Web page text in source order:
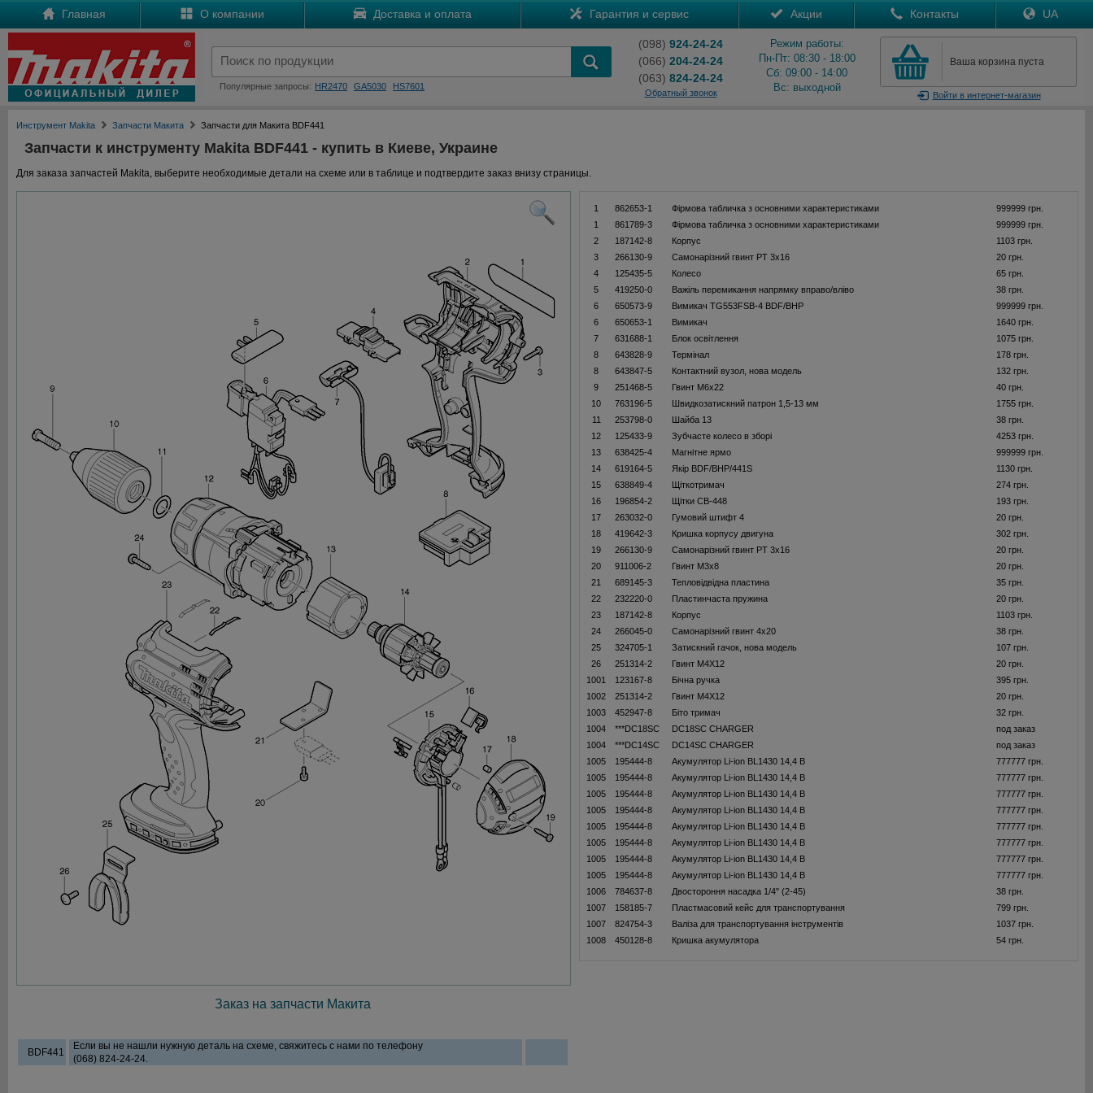
Главная О компании Доставка и оплата Гарантия и сервис Акции Контакты UA
Популярные запросы: HR2470 GA5030 HS7601
(098) 924-24-24
(066) 204-24-24
(063) 824-24-24
Обратный звонок
Режим работы:
Пн-Пт: 08:30 - 18:00
Сб: 09:00 - 14:00
Вс: выходной
Ваша корзина пуста
Войтив интернет-магазин
Инструмент Makita Запчасти Макита Запчасти для Макита BDF441
Запчасти к инструменту Makita BDF441 - купить в Киеве, Украине
Для заказа запчастей Makita, выберите необходимые детали на схеме или в таблице и подтвердите заказ внизу страницы.
Заказ на запчасти Макита
BDF441
Если вы не нашли нужную деталь на схеме, свяжитесь с нами по телефону
(068) 824-24-24.
1 862653-1 Фiрмова табличка з основними характеристиками
999999 грн.
1
861789-3 Фiрмова табличка з основними характеристиками
999999 грн.
2
187142-8 Корпус
1103 грн.
3
266130-9 Самонарізний гвинт PT 3x16
20 грн.
4
125435-5 Колесо
65 грн.
5
419250-0 Важіль перемикання напрямку вправо/вліво
38 грн.
6
650573-9 Вимикач TG553FSB-4 BDF/BHP
999999 грн.
6
650653-1 Вимикач
1640 грн.
7
631688-1 Блок освітлення
1075 грн.
8
643828-9 Термінал
178 грн.
8
643847-5 Контактний вузол, нова модель
132 грн.
9
251468-5 Гвинт M6x22
40 грн.
10
763196-5 Швидкозатискний патрон 1,5-13 мм
1755 грн.
11
253798-0 Шайба 13
38 грн.
12
125433-9 Зубчасте колесо в зборі
4253 грн.
13
638425-4 Магнітне ярмо
999999 грн.
14
619164-5 Якір BDF/BHP/441S
1130 грн.
15
638849-4 Щiткотримач
274 грн.
16
196854-2 Щітки CB-448
193 грн.
17
263032-0 Гумовий штифт 4
20 грн.
18
419642-3 Кришка корпусу двигуна
302 грн.
19
266130-9 Самонарізний гвинт PT 3x16
20 грн.
20
911006-2 Гвинт M3x8
20 грн.
21
689145-3 Тепловідвідна пластина
35 грн.
22
232220-0 Пластинчаста пружина
20 грн.
23
187142-8 Корпус
1103 грн.
24
266045-0 Самонарізний гвинт 4x20
38 грн.
25
324705-1 Затискний гачок, нова модель
107 грн.
26
251314-2 Гвинт M4X12
20 грн.
1001
123167-8 Бічна ручка
395 грн.
1002
251314-2 Гвинт M4X12
20 грн.
1003
452947-8 Біто тримач
32 грн.
1004
***DC18SC DC18SC CHARGER
под заказ
1004
***DC14SC DC14SC CHARGER
под заказ
1005
195444-8 Акумулятор Li-ion BL1430 14,4 В
777777 грн.
1005
195444-8 Акумулятор Li-ion BL1430 14,4 В
777777 грн.
1005
195444-8 Акумулятор Li-ion BL1430 14,4 В
777777 грн.
1005
195444-8 Акумулятор Li-ion BL1430 14,4 В
777777 грн.
1005
195444-8 Акумулятор Li-ion BL1430 14,4 В
777777 грн.
1005
195444-8 Акумулятор Li-ion BL1430 14,4 В
777777 грн.
1005
195444-8 Акумулятор Li-ion BL1430 14,4 В
777777 грн.
1005
195444-8 Акумулятор Li-ion BL1430 14,4 В
777777 грн.
1006
784637-8 Двостороння насадка 1/4" (2-45)
38 грн.
1007
158185-7 Пластмасовий кейс для транспортування
799 грн.
1007
824754-3 Валiза для транспортування iнструментiв
1037 грн.
1008
450128-8 Кришка акумулятора 54 грн.